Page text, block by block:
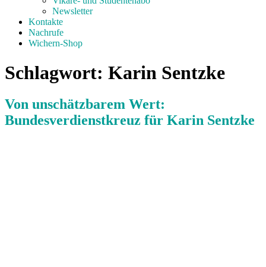
Newsletter
Kontakte
Nachrufe
Wichern-Shop
Schlagwort: Karin Sentzke
Von unschätzbarem Wert:
Bundesverdienstkreuz für Karin Sentzke